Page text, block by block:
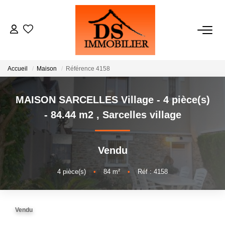
ACHATS
LOCATIONS
ESTIMATION
GESTION
NOTRE AGENCE
Accueil Maison Référence 4158
MAISON SARCELLES Village - 4 pièce(s)
- 84.44 m2 , Sarcelles village
Vendu
4 pièce(s) • 84 m² • Réf : 4158
Vendu